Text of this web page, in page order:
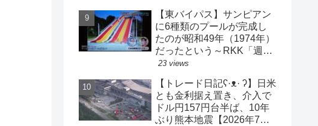
【東バイパス】サンピアン
に6種類のプールが完成し
たのが昭和49年（1974年）
だったという～RKK「週刊
山崎くん」より
23 views
【トレード日記ʕ·ᴥ· ʔ】日米
とも金利据え置き、介入で
ドル円157円台半ば、10年
ぶり熊本地震【2026年7月